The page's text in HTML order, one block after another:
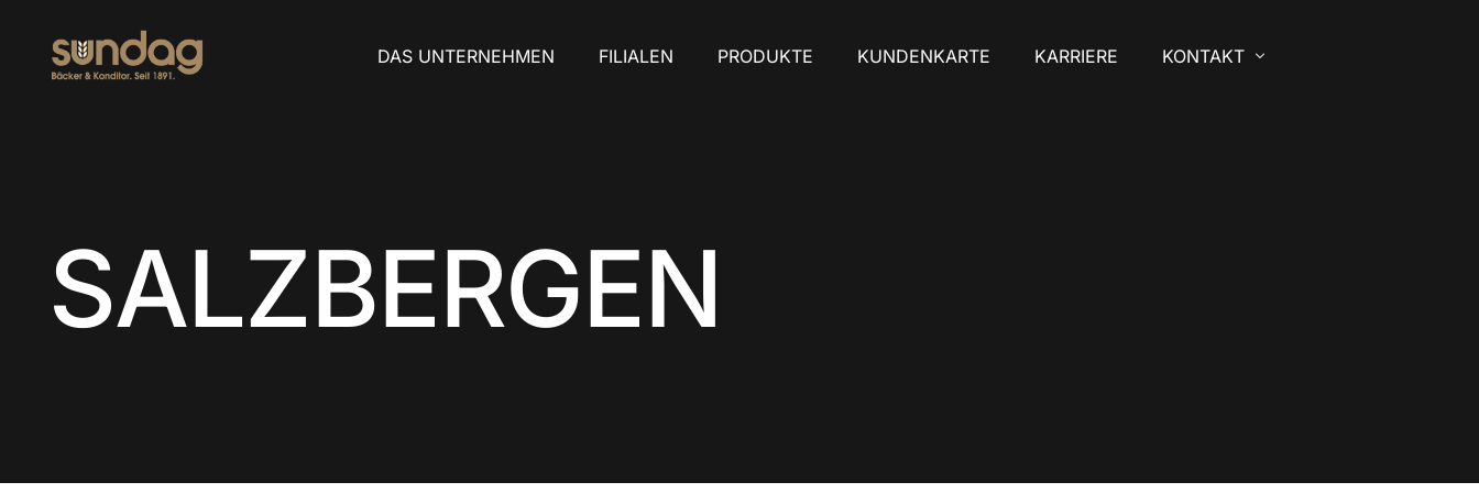
DAS UNTERNEHMEN FILIALEN PRODUKTE KUNDENKARTE KARRIERE KONTAKT
SALZBERGEN